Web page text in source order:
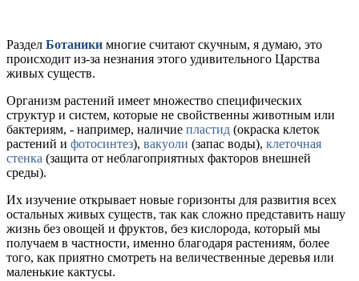
Раздел Ботаники многие считают скучным, я думаю, это
происходит из-за незнания этого удивительного Царства
живых существ.
Организм растений имеет множество специфических
структур и систем, которые не свойственны животным или
бактериям, - например, наличие пластид (окраска клеток
растений и фотосинтез), вакуоли (запас воды), клеточная
стенка (защита от неблагоприятных факторов внешней
среды).
Их изучение открывает новые горизонты для развития всех
остальных живых существ, так как сложно представить нашу
жизнь без овощей и фруктов, без кислорода, который мы
получаем в частности, именно благодаря растениям, более
того, как приятно смотреть на величественные деревья или
маленькие кактусы.